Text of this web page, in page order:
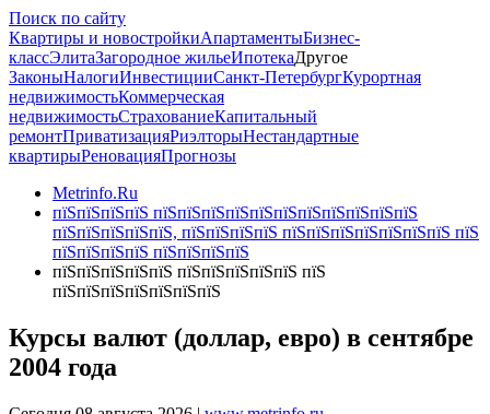
Поиск по сайту
Квартиры и новостройкиАпартаментыБизнес-
классЭлитаЗагородное жильеИпотекаДругое
ЗаконыНалогиИнвестицииСанкт-ПетербургКурортная
недвижимостьКоммерческая
недвижимостьСтрахованиеКапитальный
ремонтПриватизацияРиэлторыНестандартные
квартирыРеновацияПрогнозы
Metrinfo.Ru
пїЅпїЅпїЅпїЅ пїЅпїЅпїЅпїЅпїЅпїЅпїЅпїЅпїЅпїЅпїЅ
пїЅпїЅпїЅпїЅпїЅ, пїЅпїЅпїЅпїЅ пїЅпїЅпїЅпїЅпїЅпїЅпїЅ пїЅ
пїЅпїЅпїЅпїЅ пїЅпїЅпїЅпїЅ
пїЅпїЅпїЅпїЅпїЅ пїЅпїЅпїЅпїЅпїЅ пїЅ
пїЅпїЅпїЅпїЅпїЅпїЅпїЅ
Курсы валют (доллар, евро) в сентябре
2004 года